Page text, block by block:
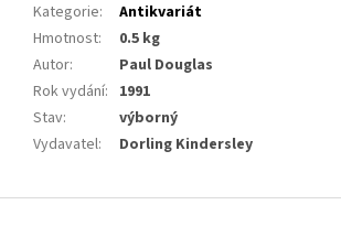
Kategorie:
Antikvariát
Hmotnost:
0.5 kg
Autor:
Paul Douglas
Rok vydání: 1991
Stav:
výborný
Vydavatel: Dorling Kindersley